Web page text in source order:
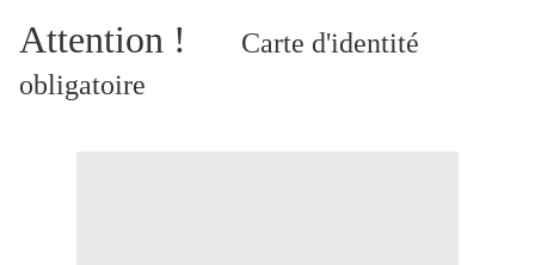
Attention !
Carte d'identité
obligatoire